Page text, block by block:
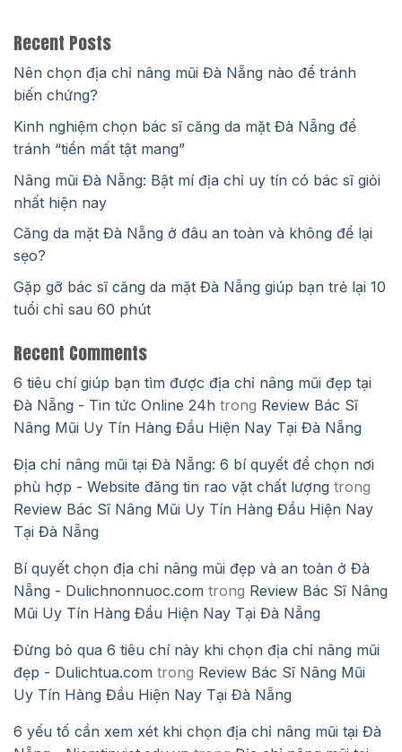
Recent Posts
Nên chọn địa chỉ nâng mũi Đà Nẵng nào để tránh
biến chứng?
Kinh nghiệm chọn bác sĩ căng da mặt Đà Nẵng để
tránh “tiền mất tật mang”
Nâng mũi Đà Nẵng: Bật mí địa chỉ uy tín có bác sĩ giỏi
nhất hiện nay
Căng da mặt Đà Nẵng ở đâu an toàn và không để lại
sẹo?
Gặp gỡ bác sĩ căng da mặt Đà Nẵng giúp bạn trẻ lại 10
tuổi chỉ sau 60 phút
Recent Comments
6 tiêu chí giúp bạn tìm được địa chỉ nâng mũi đẹp tại
Đà Nẵng - Tin tức Online 24h trong Review Bác Sĩ
Nâng Mũi Uy Tín Hàng Đầu Hiện Nay Tại Đà Nẵng
Địa chỉ nâng mũi tại Đà Nẵng: 6 bí quyết để chọn nơi
phù hợp - Website đăng tin rao vặt chất lượng trong
Review Bác Sĩ Nâng Mũi Uy Tín Hàng Đầu Hiện Nay
Tại Đà Nẵng
Bí quyết chọn địa chỉ nâng mũi đẹp và an toàn ở Đà
Nẵng - Dulichnonnuoc.com trong Review Bác Sĩ Nâng
Mũi Uy Tín Hàng Đầu Hiện Nay Tại Đà Nẵng
Đừng bỏ qua 6 tiêu chí này khi chọn địa chỉ nâng mũi
đẹp - Dulichtua.com trong Review Bác Sĩ Nâng Mũi
Uy Tín Hàng Đầu Hiện Nay Tại Đà Nẵng
6 yếu tố cần xem xét khi chọn địa chỉ nâng mũi tại Đà